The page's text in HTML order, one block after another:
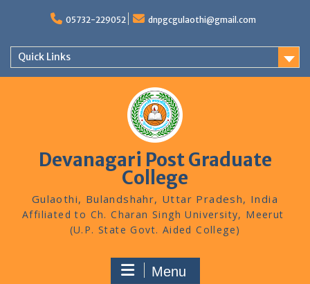
05732-229052 dnpgcgulaothi@gmail.com
Quick Links
Devanagari Post Graduate
College
Gulaothi, Bulandshahr, Uttar Pradesh, India
Menu